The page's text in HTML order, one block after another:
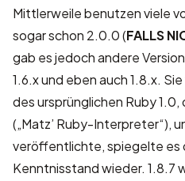
Mittlerweile benutzen viele
sogar schon 2.0.0 (FALLS
gab es jedoch andere
1.6.x und eben auch 1.8.x.
des ursprünglichen Ruby
(„Matz’ Ruby-Interpreter“),
veröffentlichte, spiegelte es
Kenntnisstand wieder. 1.8.7